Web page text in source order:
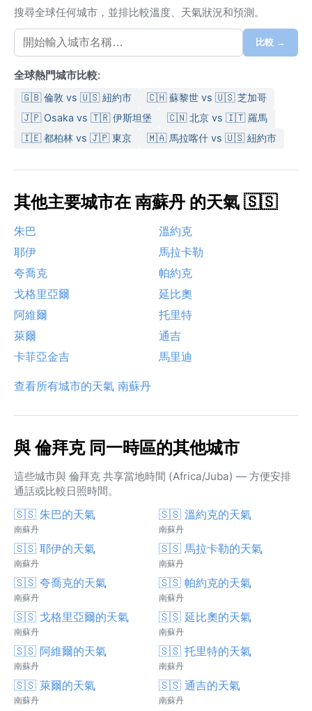
搜尋全球任何城市，並排比較溫度、天氣狀況和預測。
比較 →
全球熱門城市比較:
🇬🇧 倫敦 vs 🇺🇸 紐約市
🇨🇭 蘇黎世 vs 🇺🇸 芝加哥
🇯🇵 Osaka vs 🇹🇷 伊斯坦堡
🇨🇳 北京 vs 🇮🇹 羅馬
🇮🇪 都柏林 vs 🇯🇵 東京
🇲🇦 馬拉喀什 vs 🇺🇸 紐約市
其他主要城市在 南蘇丹 的天氣 🇸🇸
朱巴
溫約克
耶伊
馬拉卡勒
夸喬克
帕約克
戈格里亞爾
延比奧
阿維爾
托里特
萊爾
通吉
卡菲亞金吉
馬里迪
查看所有城市的天氣 南蘇丹
與 倫拜克 同一時區的其他城市
這些城市與 倫拜克 共享當地時間 (Africa/Juba) — 方便安排
通話或比較日照時間。
🇸🇸 朱巴的天氣
南蘇丹
🇸🇸 溫約克的天氣
南蘇丹
🇸🇸 耶伊的天氣
南蘇丹
🇸🇸 馬拉卡勒的天氣
南蘇丹
🇸🇸 夸喬克的天氣
南蘇丹
🇸🇸 帕約克的天氣
南蘇丹
🇸🇸 戈格里亞爾的天氣
南蘇丹
🇸🇸 延比奧的天氣
南蘇丹
🇸🇸 阿維爾的天氣
南蘇丹
🇸🇸 托里特的天氣
南蘇丹
🇸🇸 萊爾的天氣
南蘇丹
🇸🇸 通吉的天氣
南蘇丹